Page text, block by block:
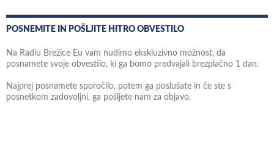
POSNEMITE IN POŠLJITE HITRO OBVESTILO
Na Radiu Brežice Eu vam nudimo ekskluzivno možnost, da
posnamete svoje obvestilo, ki ga bomo predvajali brezplačno 1 dan.
Najprej posnamete sporočilo, potem ga poslušate in če ste s
posnetkom zadovoljni, ga pošljete nam za objavo.